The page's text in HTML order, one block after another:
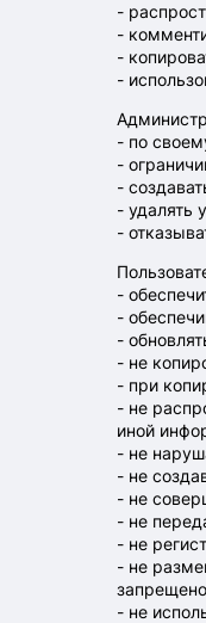
-
-
-
-
- по
-
-
- удалять
-
-
-
-
- не
- при
- не
иной
- не
- не
- не
- не
- не
- не
- не